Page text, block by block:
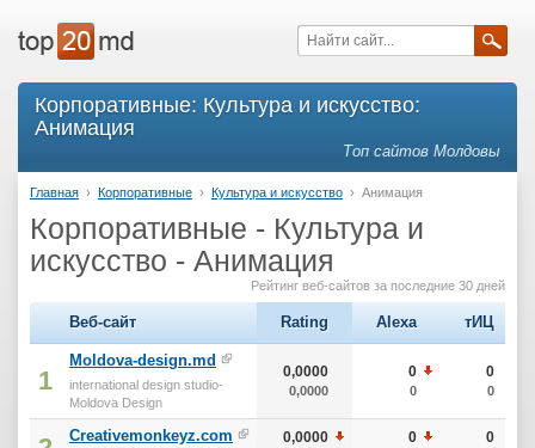
Корпоративные: Культура и искусство:
Анимация
Топ сайтов Молдовы
Главная › Корпоративные › Культура и искусство › Анимация
Корпоративные - Культура и
искусство - Анимация
Рейтинг веб-сайтов за последние 30 дней
Веб-сайт Rating Alexa тИЦ
1
Moldova-design.md
international design studio-
Moldova Design
0,0000
0,0000
0
0
0
0
Creativemonkeyz.com 0,0000 0 0